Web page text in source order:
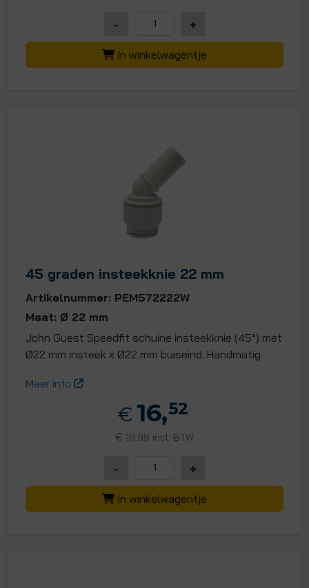
- +
In winkelwagentje
45 graden insteekknie 22 mm
Artikelnummer: PEM572222W
Maat: Ø 22 mm
John Guest Speedfit schuine insteekknie (45°) met
Ø22 mm insteek x Ø22 mm buiseind. Handmatig
Meer info
€ 16,52
€ 19,99 incl. BTW
- +
In winkelwagentje